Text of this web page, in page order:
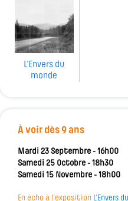
L'Envers du
monde
À voir dès 9 ans
Mardi 23 Septembre - 16h00
Samedi 25 Octobre - 18h30
Samedi 15 Novembre - 18h00
En écho à l’exposition L’Envers